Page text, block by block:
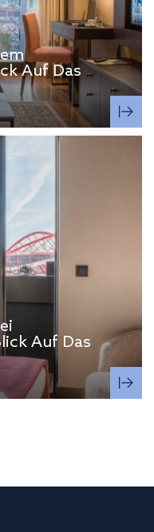
Auf Das
Auf Das